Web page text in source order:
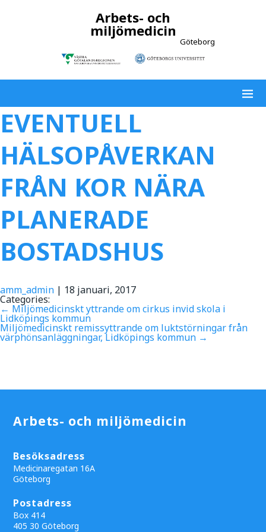
Arbets- och
miljömedicin
Göteborg
EVENTUELL
HÄLSOPÅVERKAN
FRÅN KOR NÄRA
PLANERADE
BOSTADSHUS
amm_admin | 18 januari, 2017
Categories:
← Miljömedicinskt yttrande om cirkus invid skola i
Lidköpings kommun
Miljömedicinskt remissyttrande om luktstörningar från
värphönsanläggningar, Lidköpings kommun →
Arbets- och miljömedicin
Besöksadress
Medicinaregatan 16A
Göteborg
Postadress
Box 414
405 30 Göteborg